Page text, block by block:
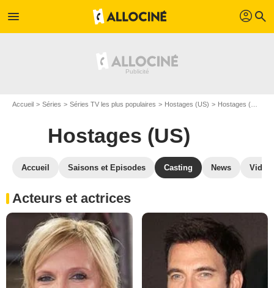
menu profil search
Accueil Séries Séries TV les plus populaires Hostages (US) Hostages (US) S01
Hostages (US)
Accueil Saisons et Episodes Casting News
Acteurs et actrices